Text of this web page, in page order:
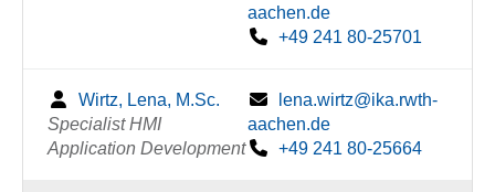
aachen.de
+49 241 80-25701
Wirtz, Lena, M.Sc.
Specialist HMI
Application Development
lena.wirtz@ika.rwth-
aachen.de
+49 241 80-25664